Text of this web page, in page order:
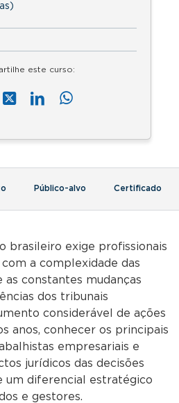
este curso:
Público-alvo Certificado
brasileiro exige profissionais
a complexidade das
constantes mudanças
dos tribunais
considerável de ações
anos, conhecer os principais
empresariais e
jurídicos das decisões
um diferencial estratégico
e gestores.